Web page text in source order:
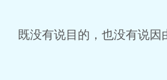
既没有说目的，也没有说因